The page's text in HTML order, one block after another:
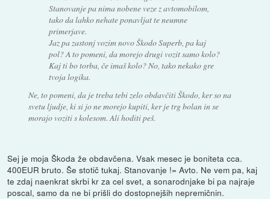
Stanovanje pa nima nobene veze z avtomobilom,
tako da lahko nehate ponavljat te neumne
primerjave.
Jaz pa zastonj vozim novo Škodo Superb, pa kaj
pol? A to pomeni, da morejo drugi vozit samo kolo?
Kaj ti bo torba, če imaš kolo? No, tako nekako gre
tvoja logika.
Ne, to pomeni, da je treba tebi zelo obdavčiti Škodo, ker so na
svetu ljudje, ki si jo ne morejo kupiti, ker je trg bolan in se
morajo voziti s kolesom. Ali hoditi peš.
Sej je moja Škoda že obdavčena. Vsak mesec je boniteta cca.
400EUR bruto. Še stotič tukaj. Stanovanje != Avto. Ne vem pa, kaj
te zdaj naenkrat skrbi kr za cel svet, a sonarodnjake bi pa najraje
poscal, samo da ne bi prišli do dostopnejših nepremičnin.